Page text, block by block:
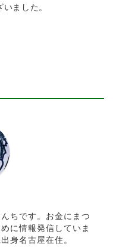
ました。
ちです。お金にまつ
に情報発信していま
身名古屋在住。